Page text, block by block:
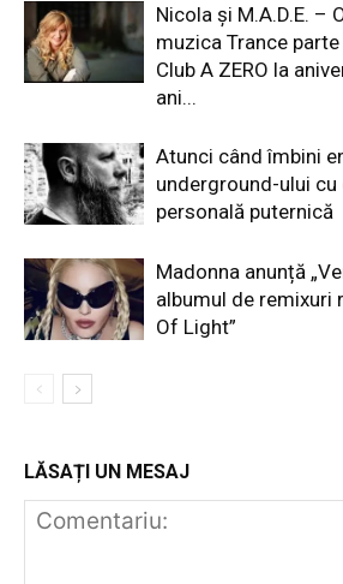
Nicola și M.A.D.E. –
muzica Trance parte
Club A ZERO la
ani...
Atunci când îmbini
underground-ului cu
personală puternică
Madonna anunță
albumul de remixuri
Of Light”
LĂSAȚI UN MESAJ